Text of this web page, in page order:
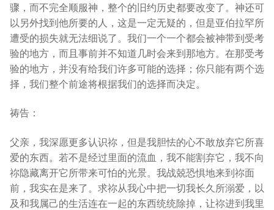
骤，而不完全顺服神，整个的旧约历史都要改变了。神还可
以另外找到他所要的人，这是一定无疑的，但是亚伯拉罕所
遭受的损失就无法细说了。我们一个一个都会被神带到受考
验的地方，而且事前并不知道几时会来到那地方。在那受考
验的地方，并没有给我们许多可能的选择；你只能有两个选
择，我们整个前途将根据我们的选择而决定。
祷告：
父亲，我深愿更多认识祢，但是我胆怯的心不敢放弃它所喜
爱的东西。若不是经过里面的流血，我不能割弃它，我不向
祢隐藏离开它所带来可怕的光景。我战兢恐惧地来到祢面
前，我实在是来了。求祢从我心中把一切我长久所溺爱，以
及和我属己的生活连在一起的东西统统除掉，让祢进到我里